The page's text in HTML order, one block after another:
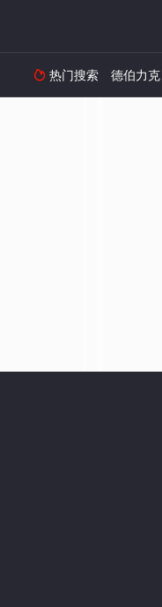
 热门搜索 德伯力克